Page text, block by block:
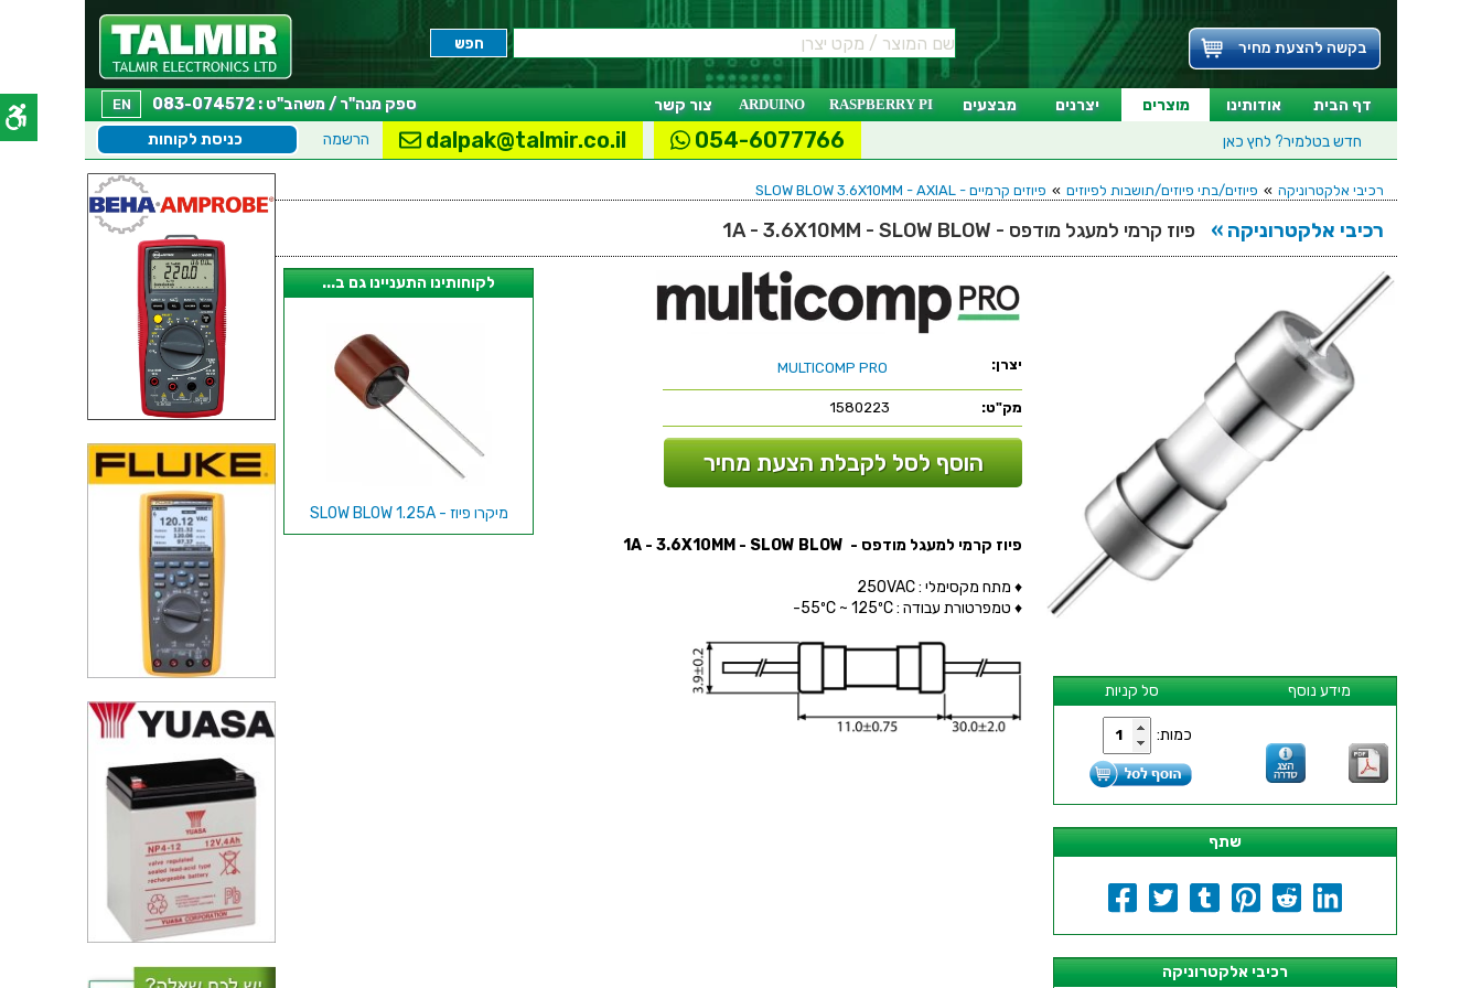
בקשה להצעת מחיר
דף הבית אודותינו מוצרים יצרנים מבצעים RASPBERRY PI
ARDUINO צור קשר EN
ספק מנה"ר / משהב"ט : 083-074572
חדש בטלמיר? לחץ כאן כניסת לקוחות הרשמה dalpak@talmir.co.il 054-6077766
רכיבי אלקטרוניקה » פיוזים/בתי פיוזים/תושבות לפיוזים » פיוזים קרמיים - SLOW BLOW 3.6X10MM - AXIAL
רכיבי אלקטרוניקה » פיוז קרמי למעגל מודפס - 1A - 3.6X10MM - SLOW BLOW
סל קניות מידע נוסף
כמות:
שתף
רכיבי אלקטרוניקה
יצרן: MULTICOMP PRO
מק"ט: 1580223
הוסף לסל לקבלת הצעת מחיר
לקוחותינו התעניינו גם ב...
פיוז קרמי למעגל מודפס - 1A - 3.6X10MM - SLOW BLOW
♦ מתח מקסימלי : 250VAC
♦ טמפרטורת עבודה : 55ºC ~ 125ºC-